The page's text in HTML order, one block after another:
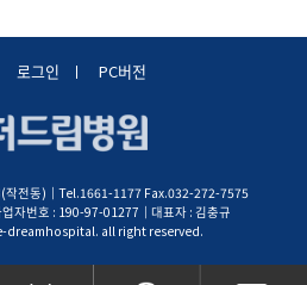
로그인 PC버전
작전동)│Tel.1661-1177 Fax.032-272-7575
자번호 : 190-97-01277│대표자 : 김충규
all right reserved.